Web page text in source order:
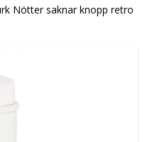
Nötter saknar knopp retro